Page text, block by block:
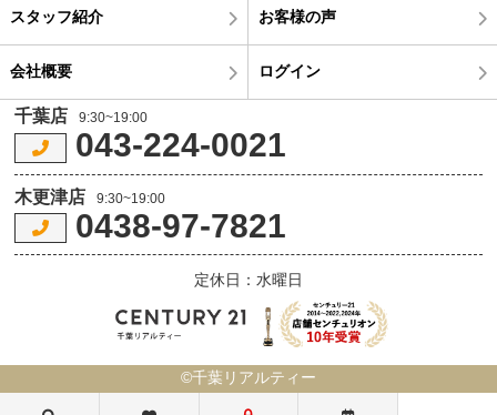
スタッフ紹介 お客様の声
会社概要 ログイン
千葉店 9:30~19:00
043-224-0021
木更津店 9:30~19:00
0438-97-7821
定休日：水曜日
©千葉リアルティー